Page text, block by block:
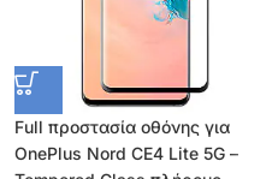
Full προστασία οθόνης για
OnePlus Nord CE4 Lite 5G –